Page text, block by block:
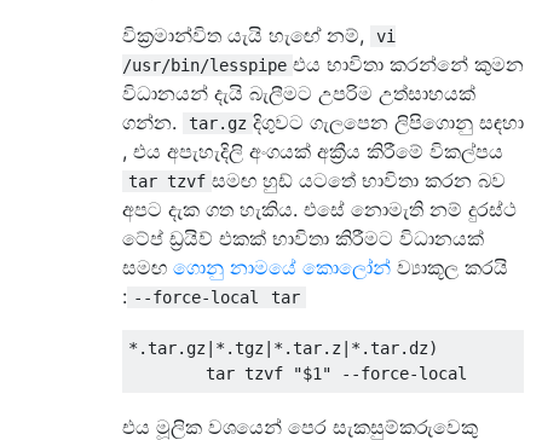
වික්‍රමාන්විත යැයි හැඟේ නම්,
vi
/usr/bin/lesspipe එය භාවිතා කරන්නේ කුමන
විධානයන් දැයි බැලීමට උපරිම උත්සාහයක්
ගන්න.
tar.gz දිගුවට ගැලපෙන ලිපිගොනු සඳහා
, එය අපැහැදිලි අංගයක් අක්‍රීය කිරීමේ විකල්පය
tar tzvf සමඟ හුඩ් යටතේ භාවිතා කරන බව
අපට දැක ගත හැකිය. එසේ නොමැති නම් දුරස්ථ
ටේප් ඩ්‍රයිව් එකක් භාවිතා කිරීමට විධානයක්
සමඟ ගොනු නාමයේ කොලෝන් ව්‍යාකූල කරයි
: --force-local tar
*.tar.gz|*.tgz|*.tar.z|*.tar.dz)
එය මූලික වශයෙන් පෙර සැකසුම්කරුවෙකු